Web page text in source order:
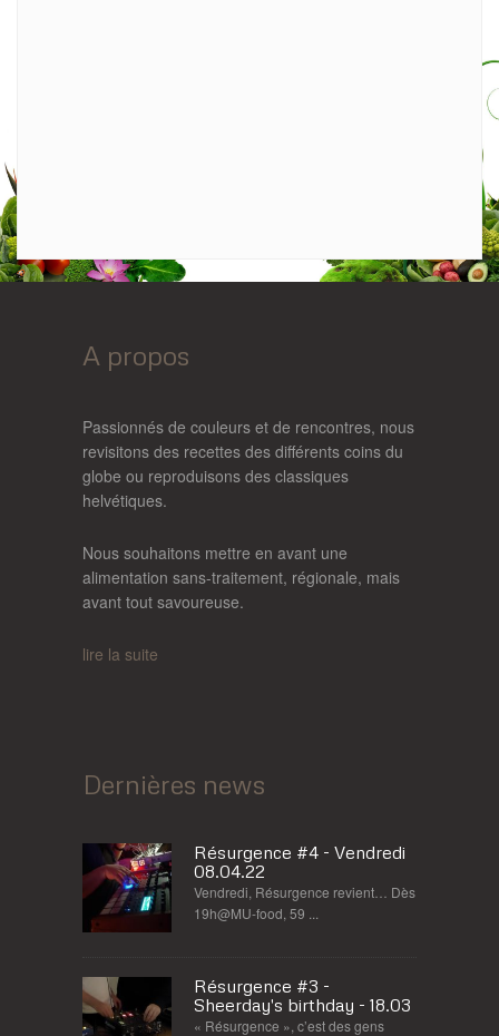
A propos
Passionnés de couleurs et de rencontres, nous
revisitons des recettes des différents coins du
globe ou reproduisons des classiques
helvétiques.
Nous souhaitons mettre en avant une
alimentation sans-traitement, régionale, mais
avant tout savoureuse.
lire la suite
Dernières news
Résurgence #4 - Vendredi
08.04.22
Vendredi, Résurgence revient… Dès
19h@MU-food, 59 ...
Résurgence #3 -
Sheerday's birthday - 18.03
« Résurgence », c’est des gens